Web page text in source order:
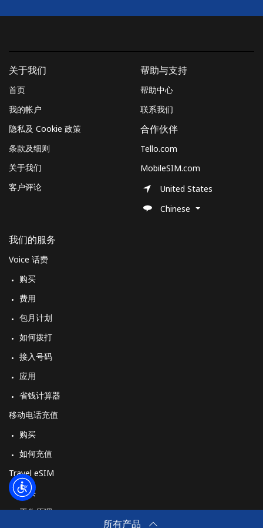
所有产品
关于我们
首页
我的帐户
隐私及 Cookie 政策
条款及细则
关于我们
客户评论
我们的服务
Voice 话费
购买
费用
包月计划
如何拨打
接入号码
应用
省钱计算器
移动电话充值
购买
如何充值
Travel eSIM
购买
工作原理
帮助与支持
帮助中心
联系我们
合作伙伴
Tello.com
MobileSIM.com
United States
Chinese